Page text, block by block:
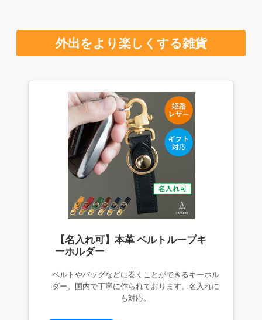
外出をより楽しくする雑貨
【名入れ可】本革 ベルトループキ
ーホルダー
ベルトやバッグなどに巻くことができるキーホル
ダー。国内で丁寧に作られております。名入れに
も対応。